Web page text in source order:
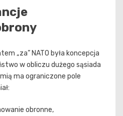
„za” NATO była koncepcja
w obliczu dużego sąsiada
ma ograniczone pole
obronne,